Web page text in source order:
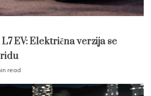
EV: Električna verzija se
read